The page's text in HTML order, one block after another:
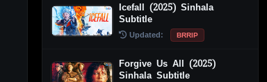
Icefall (2025) Sinhala
Subtitle
Updated: BRRIP
Forgive Us All (2025)
Sinhala Subtitle